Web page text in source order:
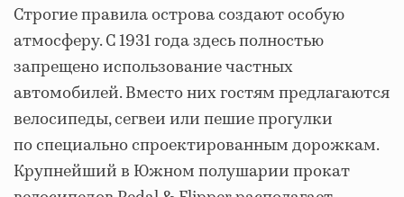
Строгие правила острова создают особую
атмосферу. С 1931 года здесь полностью
запрещено использование частных
автомобилей. Вместо них гостям предлагаются
велосипеды, сегвеи или пешие прогулки
по специально спроектированным дорожкам.
Крупнейший в Южном полушарии прокат